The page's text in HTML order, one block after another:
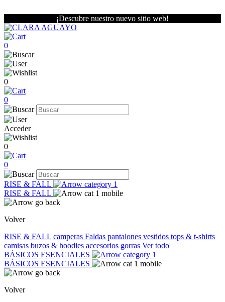
¡Descubre nuestro nuevo sitio web!
0
0
0
Acceder
0
0
RISE & FALL
RISE & FALL
Volver
RISE & FALL camperas Faldas pantalones vestidos tops & t-shirts
camisas buzos & hoodies accesorios gorras Ver todo
BÁSICOS ESENCIALES
BÁSICOS ESENCIALES
Volver